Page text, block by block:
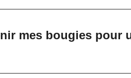
mes bougies pour